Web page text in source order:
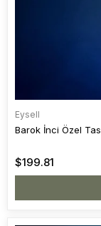
Eysell
Barok İnci Özel
$199.81